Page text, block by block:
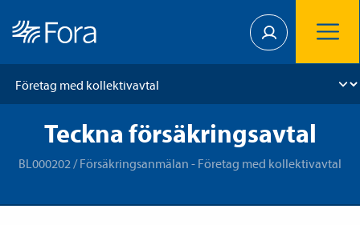
Teckna försäkringsavtal
BL000202 / Försäkringsanmälan - Företag med kollektivavtal